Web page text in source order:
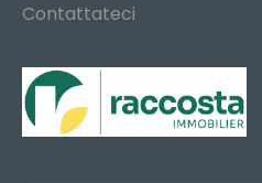
Contattateci